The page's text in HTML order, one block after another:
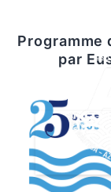
Programme
par